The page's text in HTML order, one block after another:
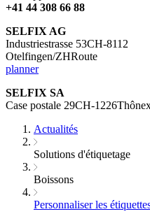
+41 44 308 66 88
SELFIX AG
Industriestrasse 53CH-8112
Otelfingen/ZHRoute
planner
SELFIX SA
Case postale 29CH-
Actualités
Solutions d'étiquetage
Boissons
Personnaliser les